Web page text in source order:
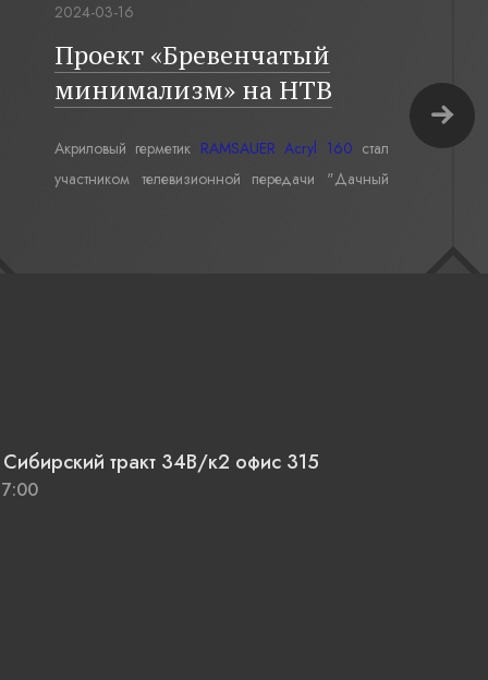
2024-03-16
Проект «Бревенчатый
минимализм» на НТВ
Акриловый герметик RAMSAUER Acryl 160 стал
участником телевизионной передачи "Дачный
тракт 34В/к2 офис 315